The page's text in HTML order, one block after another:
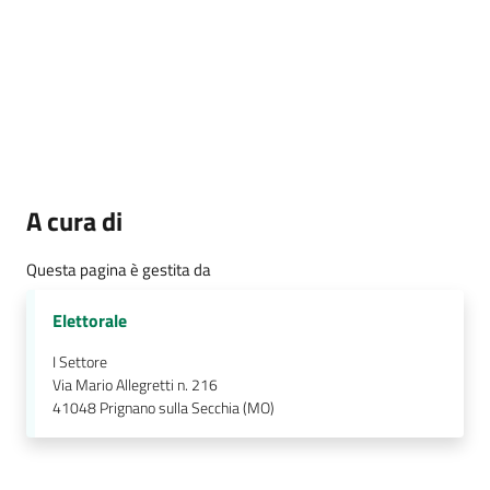
A cura di
Questa pagina è gestita da
Elettorale
I Settore
Via Mario Allegretti n. 216
41048Prignano sulla Secchia (MO)